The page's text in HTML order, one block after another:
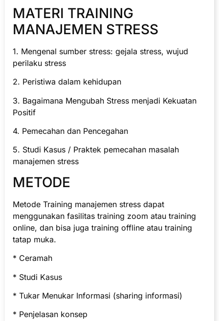
MATERI TRAINING
MANAJEMEN STRESS
1. Mengenal sumber stress: gejala stress, wujud
perilaku stress
2. Peristiwa dalam kehidupan
3. Bagaimana Mengubah Stress menjadi Kekuatan
Positif
4. Pemecahan dan Pencegahan
5. Studi Kasus / Praktek pemecahan masalah
manajemen stress
METODE
Metode Training manajemen stress dapat
menggunakan fasilitas training zoom atau training
online, dan bisa juga training offline atau training
tatap muka.
* Ceramah
* Studi Kasus
* Tukar Menukar Informasi (sharing informasi)
* Penjelasan konsep